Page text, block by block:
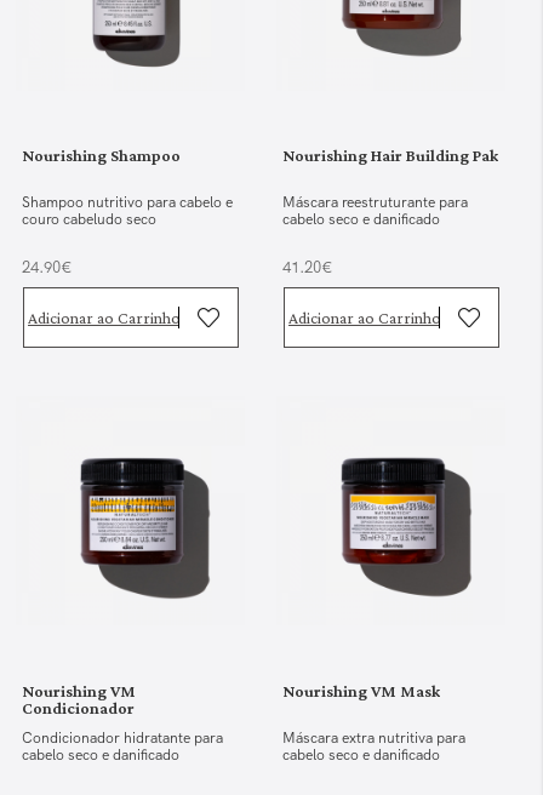
Nourishing Shampoo
Shampoo nutritivo para cabelo e
couro cabeludo seco
24.90€
Adicionar ao Carrinho
Nourishing Hair Building Pak
Máscara reestruturante para
cabelo seco e danificado
41.20€
Adicionar ao Carrinho
Nourishing VM
Condicionador
Condicionador hidratante para
cabelo seco e danificado
Nourishing VM Mask
Máscara extra nutritiva para
cabelo seco e danificado